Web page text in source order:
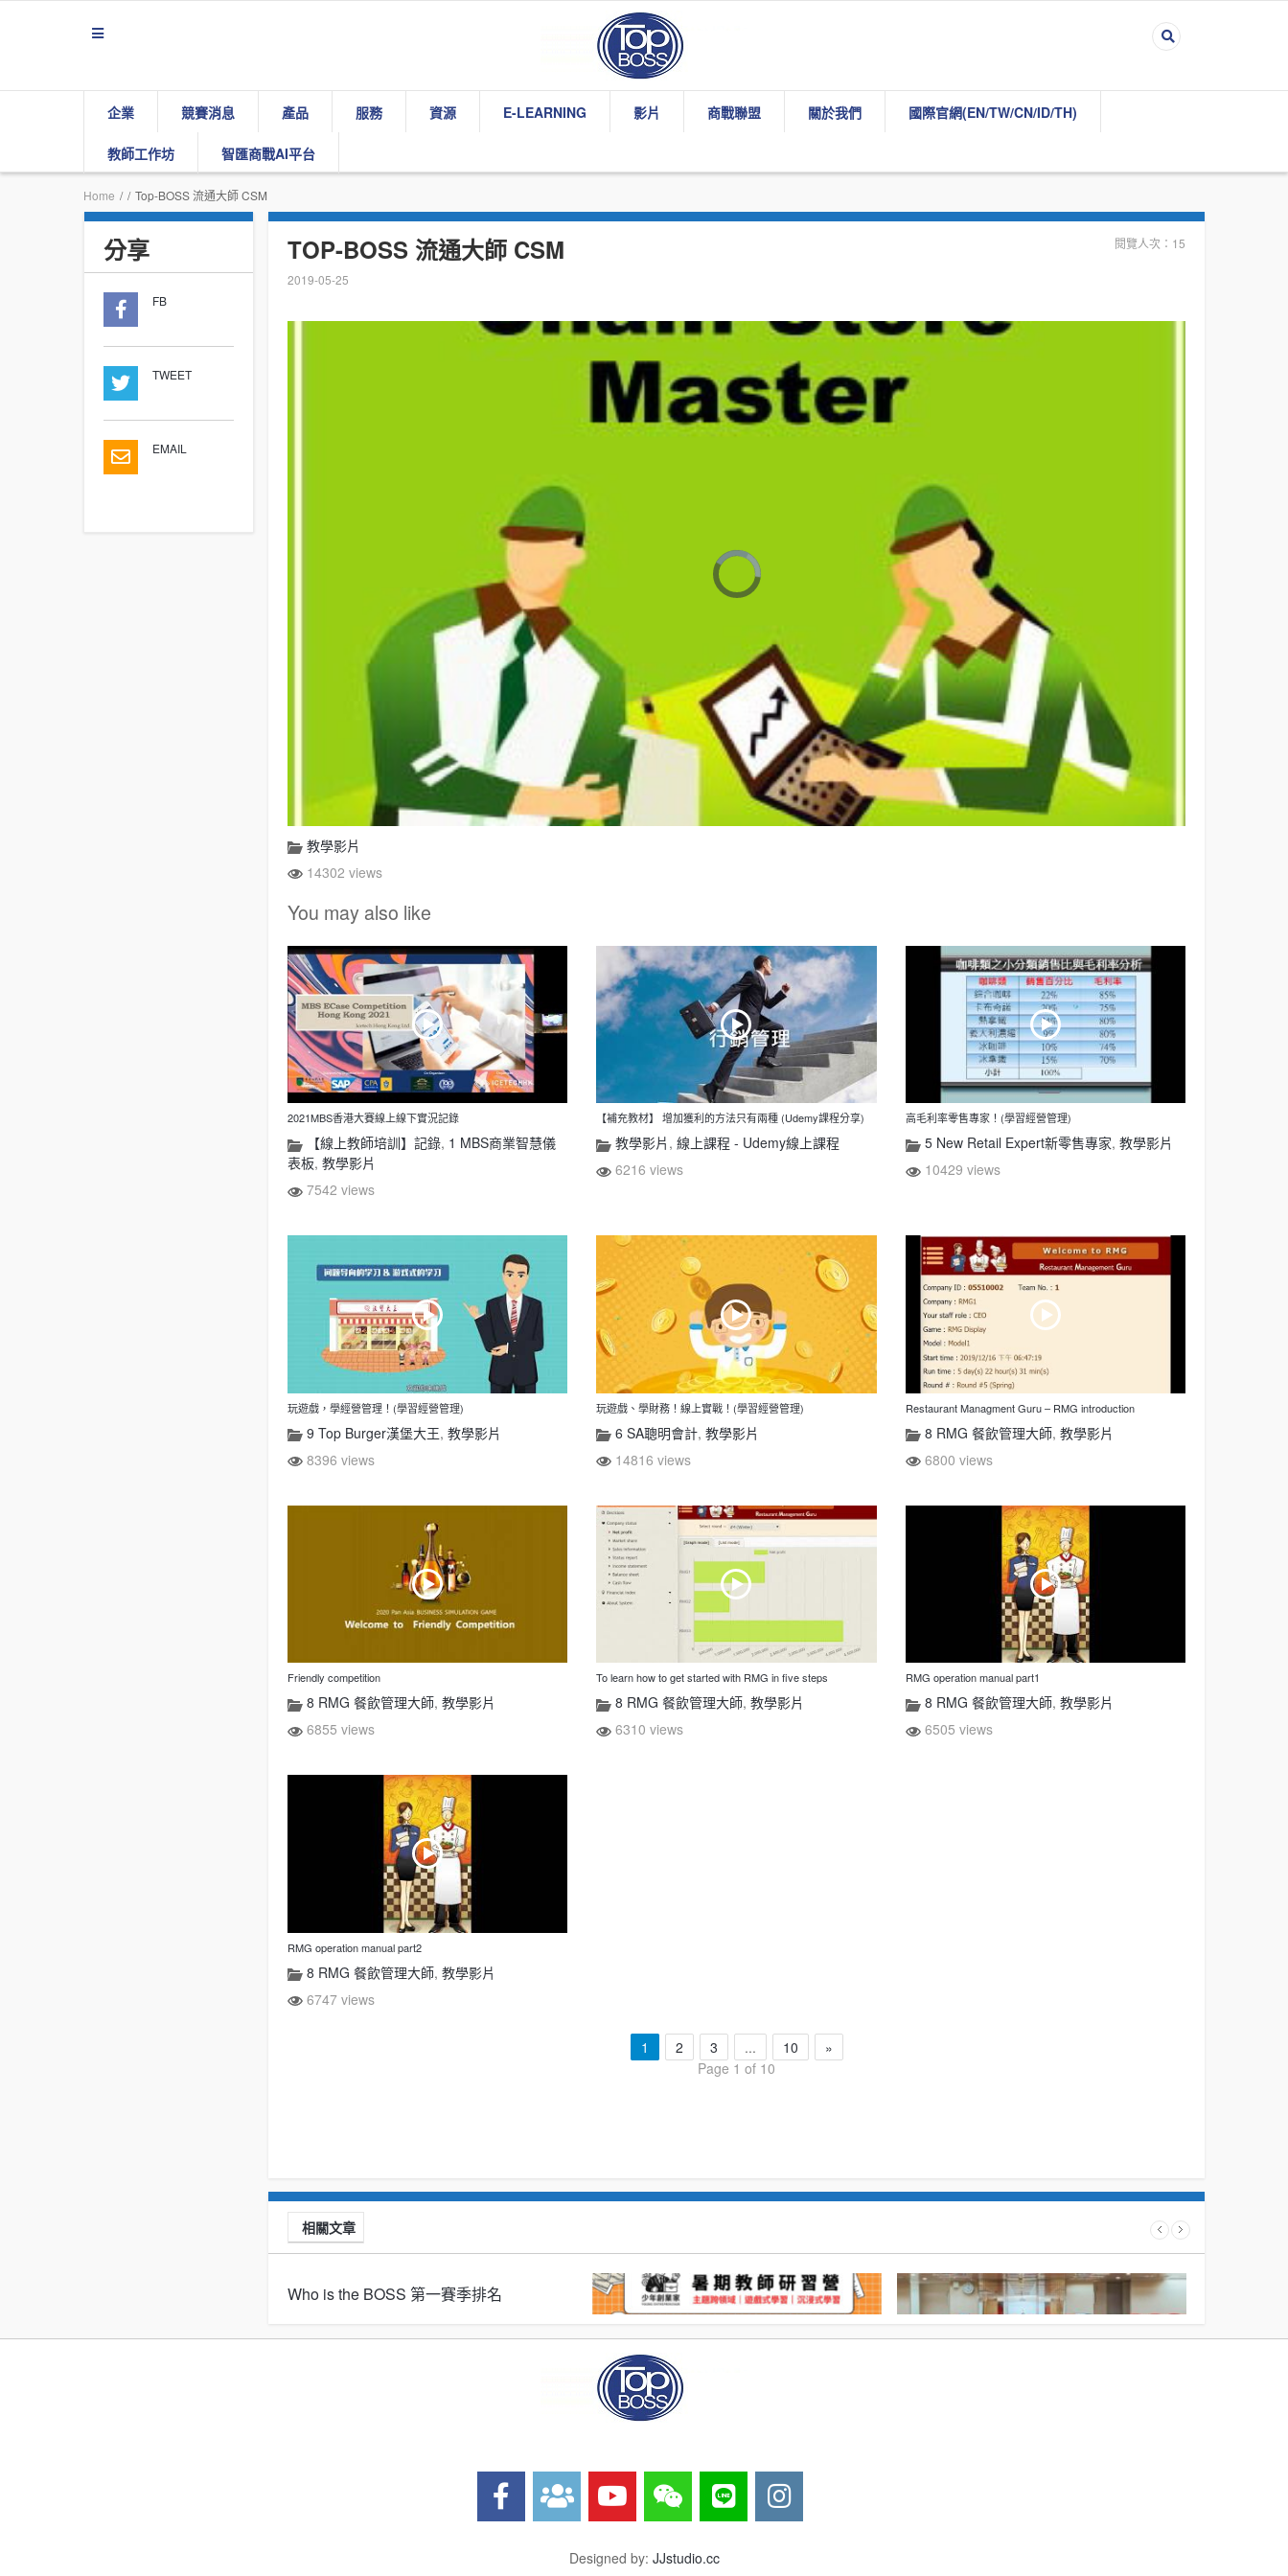
企業 競賽消息 產品 服務 資源 E-LEARNING 影片 商戰聯盟 關於我們 國際官網(EN/TW/CN/ID/TH)
教師工作坊 智匯商戰AI平台
Home / / Top-BOSS 流通大師 CSM
分享
FB
TWEET
EMAIL
TOP-BOSS 流通大師 CSM
2019-05-25
閱覽人次：15
教學影片
14302 views
You may also like
2021MBS香港大賽線上線下實況記錄
【線上教師培訓】記錄, 1 MBS商業智慧儀
表板,教學影片
7542 views
【補充教材】 增加獲利的方法只有兩種 (Udemy課程分享)
教學影片 ,線上課程 - Udemy線上課程
6216 views
高毛利率零售專家！(學習經營管理)
5 New Retail Expert新零售專家, 教學影片
10429 views
玩遊戲，學經營管理！(學習經營管理)
9 Top Burger漢堡大王,教學影片
8396 views
玩遊戲、學財務！線上實戰！(學習經營管理)
6 SA聰明會計,教學影片
14816 views
Restaurant Managment Guru – RMG introduction
8 RMG 餐飲管理大師, 教學影片
6800 views
Friendly competition
8 RMG 餐飲管理大師,教學影片
6855 views
To learn how to get started with RMG in five steps
8 RMG 餐飲管理大師,教學影片
6310 views
RMG operation manual part1
8 RMG 餐飲管理大師, 教學影片
6505 views
RMG operation manual part2
8 RMG 餐飲管理大師,教學影片
6747 views
1 2 3 ... 10
»
Page 1 of 10
相關文章
Who is the BOSS 第一賽季排名
Designed by: JJstudio.cc